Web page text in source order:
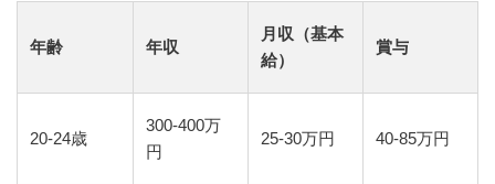
年齢 年収
月収（基本
給）
賞与
20-24歳
300-400万
円
25-30万円 40-85万円